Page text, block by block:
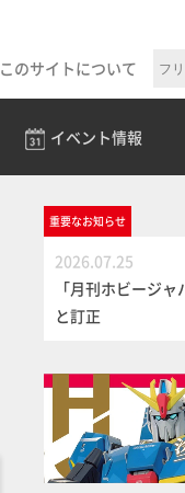
このサイトについて
イベント情報
重要なお知らせ
2026.07.25
「月刊ホビージ
と訂正